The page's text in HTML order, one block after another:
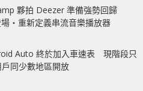
夥拍 Deezer 準備強勢回歸
‧重新定義串流音樂播放器
Auto 終於加入車速表 現階段只
同少數地區開放